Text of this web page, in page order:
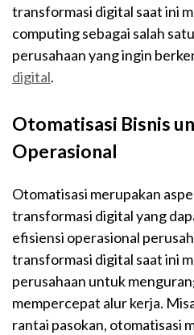
transformasi digital saat ini
computing sebagai salah
perusahaan yang ingin
digital.
Otomatisasi Bisnis
Operasional
Otomatisasi merupakan
transformasi digital yang
efisiensi operasional
transformasi digital saat ini
perusahaan untuk
mempercepat alur kerja.
rantai pasokan, otomatisasi